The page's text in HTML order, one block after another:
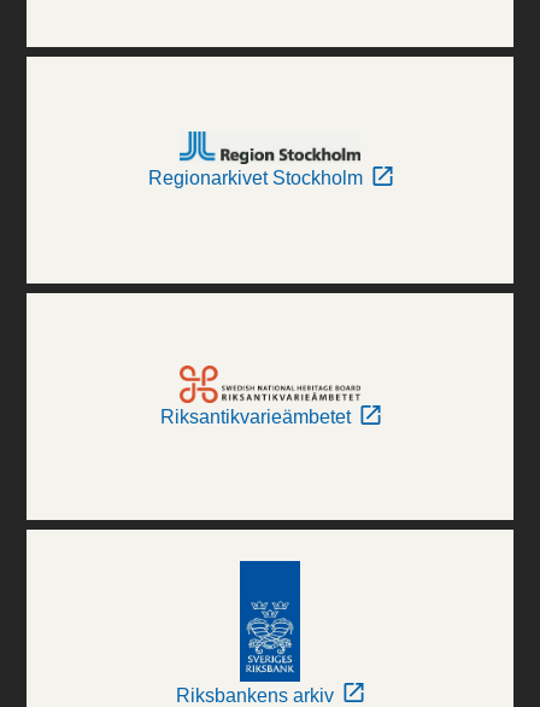
Regionarkivet Stockholm
Riksantikvarieämbetet
Riksbankens arkiv